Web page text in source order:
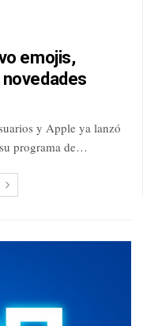
emojis,
y Apple ya lanzó
programa de…